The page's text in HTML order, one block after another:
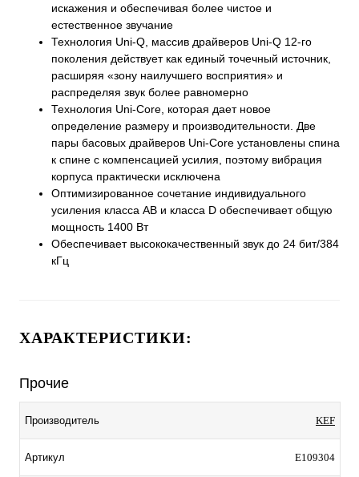
искажения и обеспечивая более чистое и
естественное звучание
Технология Uni-Q, массив драйверов Uni-Q 12-го
поколения действует как единый точечный источник,
расширяя «зону наилучшего восприятия» и
распределяя звук более равномерно
Технология Uni-Core, которая дает новое
определение размеру и производительности. Две
пары басовых драйверов Uni-Core установлены спина
к спине с компенсацией усилия, поэтому вибрация
корпуса практически исключена
Оптимизированное сочетание индивидуального
усиления класса AB и класса D обеспечивает общую
мощность 1400 Вт
Обеспечивает высококачественный звук до 24 бит/384
кГц
ХАРАКТЕРИСТИКИ:
Прочие
Производитель KEF
Артикул E109304